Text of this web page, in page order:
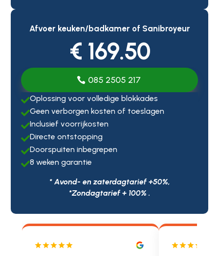
Afvoer keuken/badkamer of Sanibroyeur
€ 169.50
085 2505 217
Oplossing voor volledige blokkades
Geen verborgen kosten of toeslagen
Inclusief voorrijkosten
Directe ontstopping
Doorspuiten inbegrepen
8 weken garantie
* Avond- en zaterdagtarief +50%,
*Zondagtarief + 100% .